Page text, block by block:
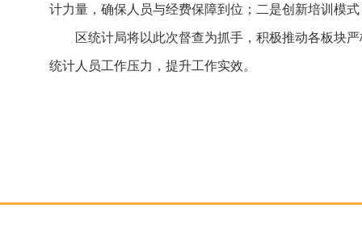
计力量，确保人员与经费保障到位；二是创新培训模
区统计局将以此次督查为抓手，积极推动各板块
统计人员工作压力，提升工作实效。